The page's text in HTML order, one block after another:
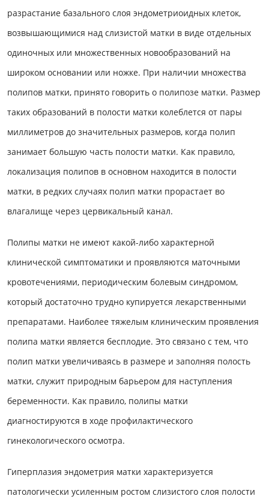
разрастание базального слоя эндометриоидных клеток,
возвышающимися над слизистой матки в виде отдельных
одиночных или множественных новообразований на
широком основании или ножке. При наличии множества
полипов матки, принято говорить о полипозе матки. Размер
таких образований в полости матки колеблется от пары
миллиметров до значительных размеров, когда полип
занимает большую часть полости матки. Как правило,
локализация полипов в основном находится в полости
матки, в редких случаях полип матки прорастает во
влагалище через цервикальный канал.
Полипы матки не имеют какой-либо характерной
клинической симптоматики и проявляются маточными
кровотечениями, периодическим болевым синдромом,
который достаточно трудно купируется лекарственными
препаратами. Наиболее тяжелым клиническим проявления
полипа матки является бесплодие. Это связано с тем, что
полип матки увеличиваясь в размере и заполняя полость
матки, служит природным барьером для наступления
беременности. Как правило, полипы матки
диагностируются в ходе профилактического
гинекологического осмотра.
Гиперплазия эндометрия матки характеризуется
патологически усиленным ростом слизистого слоя полости